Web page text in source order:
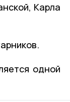
Карла
одной